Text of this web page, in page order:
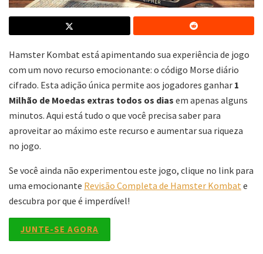
Hamster Kombat está apimentando sua experiência de jogo
com um novo recurso emocionante: o código Morse diário
cifrado. Esta adição única permite aos jogadores ganhar 1
Milhão de Moedas extras todos os dias em apenas alguns
minutos. Aqui está tudo o que você precisa saber para
aproveitar ao máximo este recurso e aumentar sua riqueza
no jogo.
Se você ainda não experimentou este jogo, clique no link para
uma emocionante Revisão Completa de Hamster Kombate
descubra por que é imperdível!
JUNTE-SE AGORA